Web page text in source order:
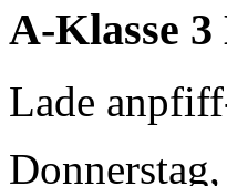
A-Klasse
Lade